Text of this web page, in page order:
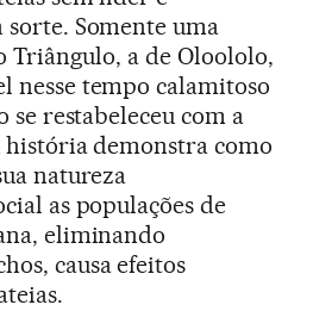
sorte. Somente uma
Triângulo, a de Oloololo,
nesse tempo calamitoso
restabeleceu com a
demonstra como
natureza
as populações de
eliminando
causa efeitos